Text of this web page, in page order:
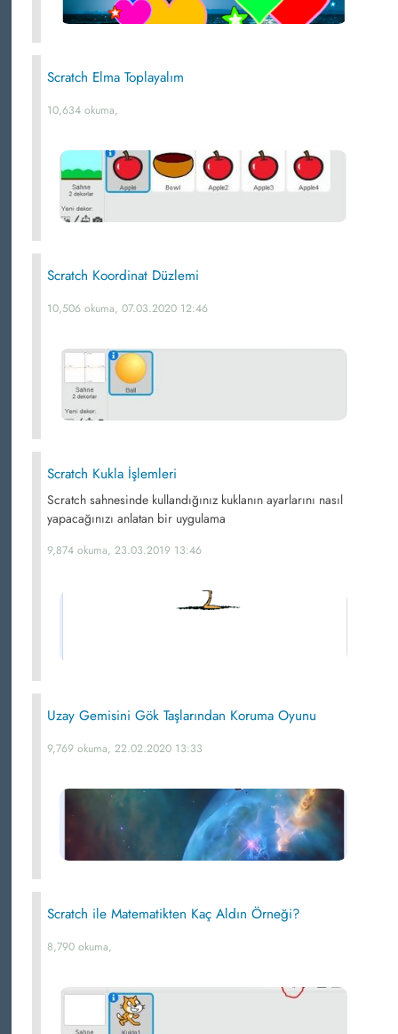
Scratch Elma Toplayalım
10,634 okuma,
Scratch Koordinat Düzlemi
10,506 okuma, 07.03.2020 12:46
Scratch Kukla İşlemleri
Scratch sahnesinde kullandığınız kuklanın ayarlarını nasıl
yapacağınızı anlatan bir uygulama
9,874 okuma, 23.03.2019 13:46
Uzay Gemisini Gök Taşlarından Koruma Oyunu
9,769 okuma, 22.02.2020 13:33
Scratch ile Matematikten Kaç Aldın Örneği?
8,790 okuma,